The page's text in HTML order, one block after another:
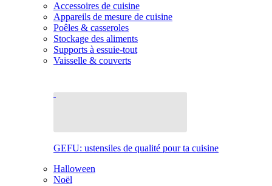
Accessoires de cuisine
Appareils de mesure de cuisine
Poêles & casseroles
Stockage des aliments
Supports à essuie-tout
Vaisselle & couverts
GEFU: ustensiles de qualité pour ta cuisine
Halloween
Noël